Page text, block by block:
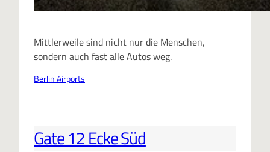
Mittlerweile sind nicht nur die Menschen,
sondern auch fast alle Autos weg.
Berlin Airports
Gate 12 Ecke Süd